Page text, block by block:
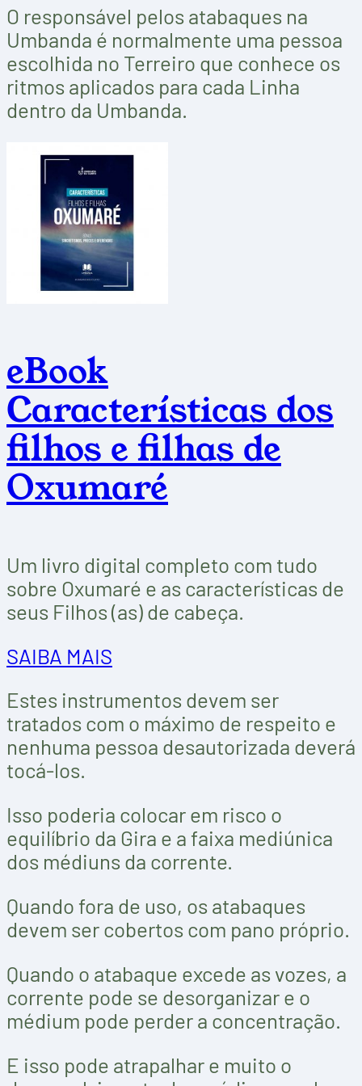
O responsável pelos atabaques na
Umbanda é normalmente uma pessoa
escolhida no Terreiro que conhece os
ritmos aplicados para cada Linha
dentro da Umbanda.
eBook
Características dos
filhos e filhas de
Oxumaré
Um livro digital completo com tudo
sobre Oxumaré e as características de
seus Filhos (as) de cabeça.
SAIBA MAIS
Estes instrumentos devem ser
tratados com o máximo de respeito e
nenhuma pessoa desautorizada deverá
tocá-los.
Isso poderia colocar em risco o
equilíbrio da Gira e a faixa mediúnica
dos médiuns da corrente.
Quando fora de uso, os atabaques
devem ser cobertos com pano próprio.
Quando o atabaque excede as vozes, a
corrente pode se desorganizar e o
médium pode perder a concentração.
E isso pode atrapalhar e muito o